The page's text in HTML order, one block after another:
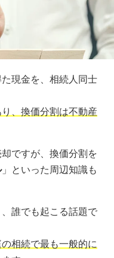
現金を、相続人同士
、換価分割は不動産
ですが、換価分割を
」といった周辺知識も
誰でも起こる話題で
相続で最も一般的に